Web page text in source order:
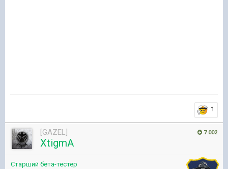
1
7 002
[GAZEL]
XtigmA
Старший бета-тестер